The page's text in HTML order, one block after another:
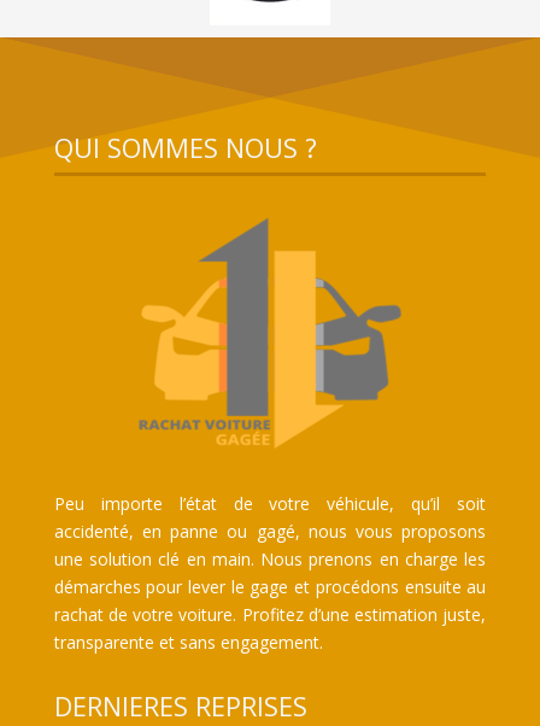
QUI SOMMES NOUS ?
Peu importe l’état de votre véhicule, qu’il soit
accidenté, en panne ou gagé, nous vous proposons
une solution clé en main. Nous prenons en charge les
démarches pour lever le gage et procédons ensuite au
rachat de votre voiture. Profitez d’une estimation juste,
transparente et sans engagement.
DERNIERES REPRISES